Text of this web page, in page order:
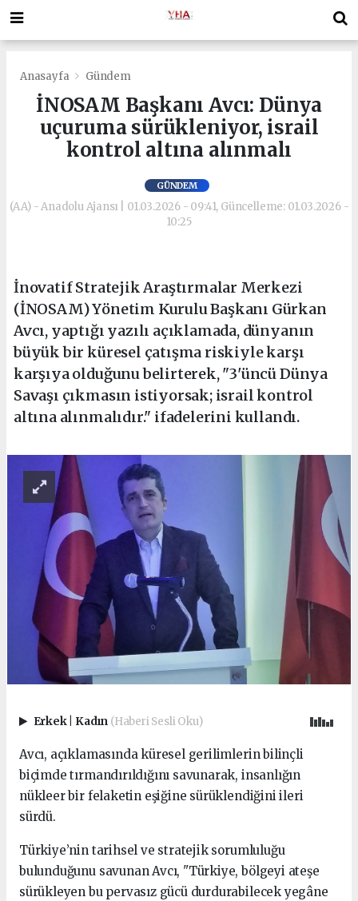
Anasayfa Gündem
İNOSAM Başkanı Avcı: Dünya
uçuruma sürükleniyor, israil
kontrol altına alınmalı
GÜNDEM
(AA) - Anadolu Ajansı | 01.03.2026 - 09:41, Güncelleme: 01.03.2026 -
10:25
İnovatif Stratejik Araştırmalar Merkezi
(İNOSAM) Yönetim Kurulu Başkanı Gürkan
Avcı, yaptığı yazılı açıklamada, dünyanın
büyük bir küresel çatışma riskiyle karşı
karşıya olduğunu belirterek, "3'üncü Dünya
Savaşı çıkmasın istiyorsak; israil kontrol
altına alınmalıdır." ifadelerini kullandı.
Erkek Kadın (Haberi Sesli Oku)
Avcı, açıklamasında küresel gerilimlerin bilinçli
biçimde tırmandırıldığını savunarak, insanlığın
nükleer bir felaketin eşiğine sürüklendiğini ileri
sürdü.
Türkiye’nin tarihsel ve stratejik sorumluluğu
bulunduğunu savunan Avcı, "Türkiye, bölgeyi ateşe
sürükleyen bu pervasız gücü durdurabilecek yegâne